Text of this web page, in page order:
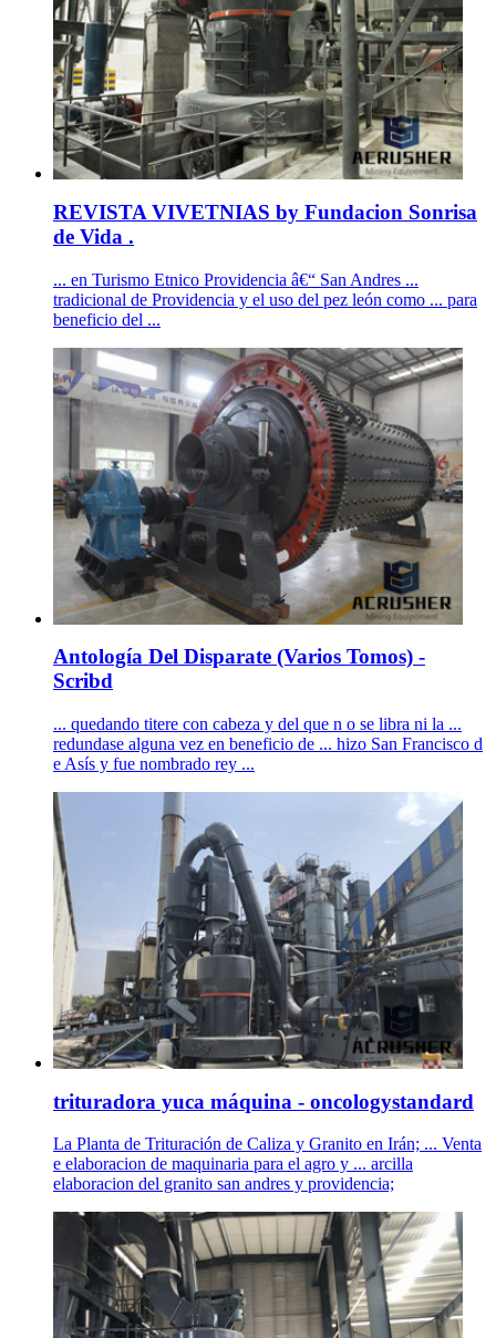
REVISTA VIVETNIAS by Fundacion Sonrisa
de Vida .
... en Turismo Etnico Providencia â€“ San Andres ...
tradicional de Providencia y el uso del pez león como ... para
beneficio del ...
Antología Del Disparate (Varios Tomos) -
Scribd
... quedando titere con cabeza y del que n o se libra ni la ...
redundase alguna vez en beneficio de ... hizo San Francisco d
e Asís y fue nombrado rey ...
trituradora yuca máquina - oncologystandard
La Planta de Trituración de Caliza y Granito en Irán; ... Venta
e elaboracion de maquinaria para el agro y ... arcilla
elaboracion del granito san andres y providencia;